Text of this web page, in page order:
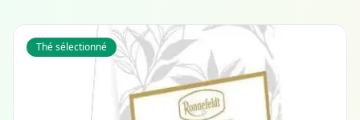
Thé sélectionné